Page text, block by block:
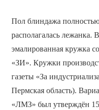
Пол блиндажа
располагалась лежанка.
эмалированная кружка
«ЗИ». Кружки
газеты «За
Пермская область).
«ЛМЗ» был утверждён 15